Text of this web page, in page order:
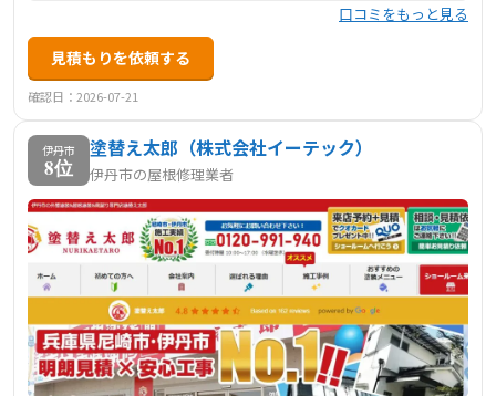
口コミをもっと見る
見積もりを依頼する
確認日：2026-07-21
伊丹市
8位
塗替え太郎（株式会社イーテック）
伊丹市の屋根修理業者